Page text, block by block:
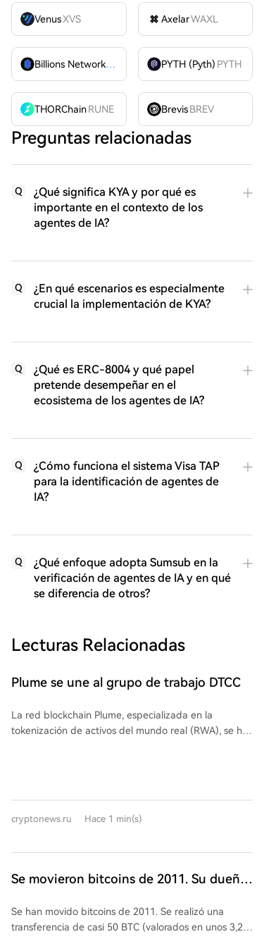
VenusXVS AxelarWAXL
Billions Network
BILL PYTH (Pyth) PYTH
THORChainRUNE Brevis BREV
Preguntas relacionadas
Q
¿Qué significa KYA y por qué es
importante en el contexto de los
agentes de IA?
Q
¿En qué escenarios es especialmente
crucial la implementación de KYA?
Q
¿Qué es ERC-8004 y qué papel
pretende desempeñar en el
ecosistema de los agentes de IA?
Q
¿Cómo funciona el sistema Visa TAP
para la identificación de agentes de
IA?
Q
¿Qué enfoque adopta Sumsub en la
verificación de agentes de IA y en qué
se diferencia de otros?
Lecturas Relacionadas
Plume se une al grupo de trabajo DTCC
La red blockchain Plume, especializada en la
tokenización de activos del mundo real (RWA), se ha
el desarrollo de estándares para valores tokenizados.
de dólares, ha creado una plataforma de
en la infraestructura financiera existente sin alterar el
detalló sus mecanismos de seguridad, que incluyen la
verificación de cada transacción por socios de
cryptonews.ru Hace 1 min(s)
Se movieron bitcoins de 2011. Su dueño
dólares
Se han movido bitcoins de 2011. Se realizó una
transferencia de casi 50 BTC (valorados en unos 3,2